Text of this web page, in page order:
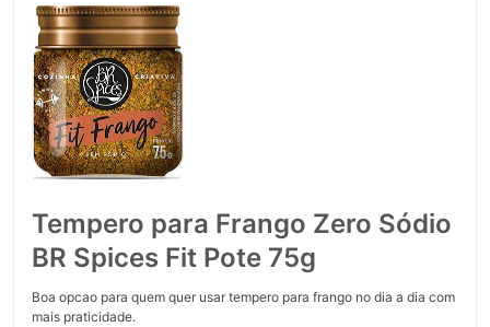
Tempero para Frango Zero Sódio
BR Spices Fit Pote 75g
Boa opcao para quem quer usar tempero para frango no dia a dia com
mais praticidade.